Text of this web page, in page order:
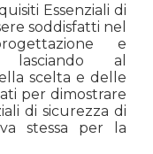
Essenziali di
soddisfatti nel
e
lasciando al
scelta e delle
per dimostrare
di sicurezza di
stessa per la